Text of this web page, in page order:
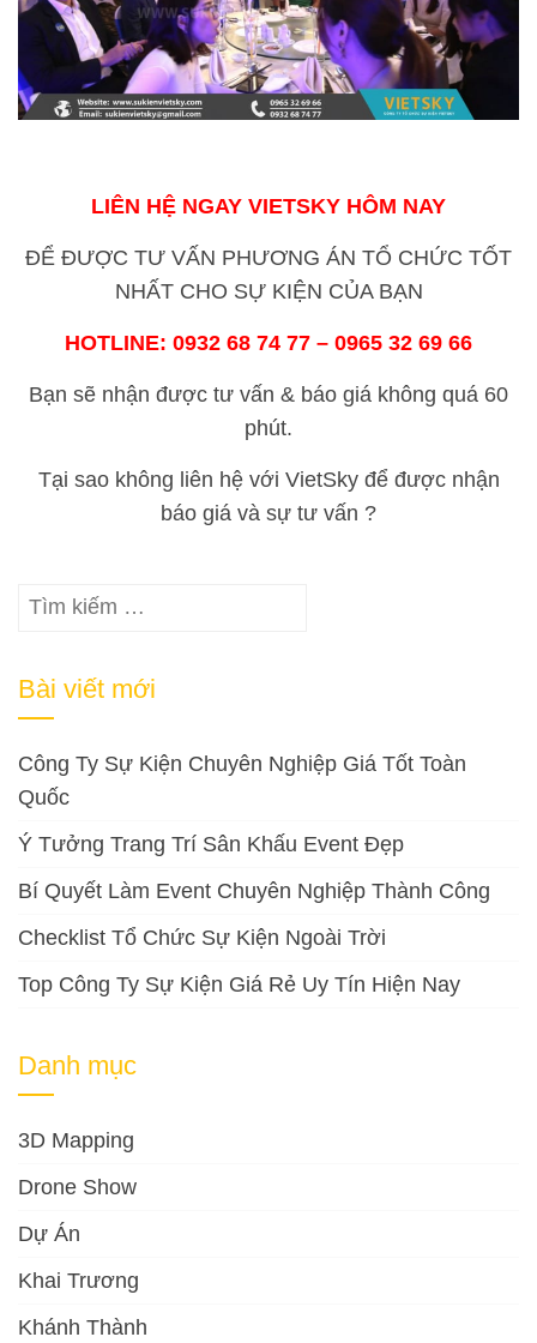
LIÊN HỆ NGAY VIETSKY HÔM NAY
ĐỂ ĐƯỢC TƯ VẤN PHƯƠNG ÁN TỔ CHỨC TỐT
NHẤT CHO SỰ KIỆN CỦA BẠN
HOTLINE: 0932 68 74 77 – 0965 32 69 66
Bạn sẽ nhận được tư vấn & báo giá không quá 60
phút.
Tại sao không liên hệ với VietSky để được nhận
báo giá và sự tư vấn ?
Tìm
Bài viết mới
Công Ty Sự Kiện Chuyên Nghiệp Giá Tốt Toàn
Quốc
Ý Tưởng Trang Trí Sân Khấu Event Đẹp
Bí Quyết Làm Event Chuyên Nghiệp Thành Công
Checklist Tổ Chức Sự Kiện Ngoài Trời
Top Công Ty Sự Kiện Giá Rẻ Uy Tín Hiện Nay
Danh mục
3D Mapping
Drone Show
Dự Án
Khai Trương
Khánh Thành